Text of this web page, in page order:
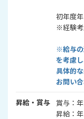
初年度
※経験考
※給与の
を考慮
具体的
お問い
昇給・賞与
賞与：
昇給：